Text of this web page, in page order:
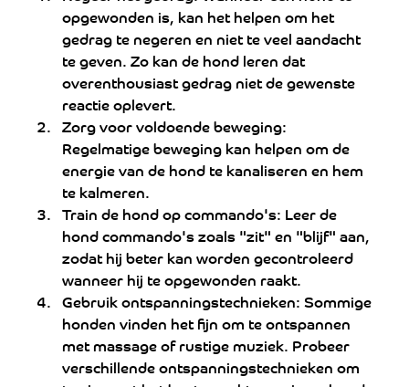
opgewonden is, kan het helpen om het
gedrag te negeren en niet te veel aandacht
te geven. Zo kan de hond leren dat
overenthousiast gedrag niet de gewenste
reactie oplevert.
Zorg voor voldoende beweging:
Regelmatige beweging kan helpen om de
energie van de hond te kanaliseren en hem
te kalmeren.
Train de hond op commando's: Leer de
hond commando's zoals "zit" en "blijf" aan,
zodat hij beter kan worden gecontroleerd
wanneer hij te opgewonden raakt.
Gebruik ontspanningstechnieken: Sommige
honden vinden het fijn om te ontspannen
met massage of rustige muziek. Probeer
verschillende ontspanningstechnieken om